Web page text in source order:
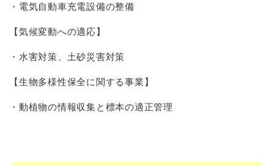
・電気自動車充電設備の整備
【気候変動への適応】
・水害対策、土砂災害対策
【生物多様性保全に関する事業】
・動植物の情報収集と標本の適正管理